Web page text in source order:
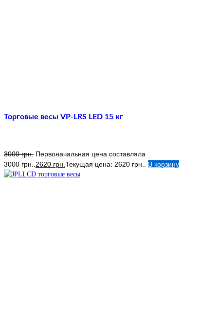
Торговые весы VP-LRS LED 15 кг
3000грн. Первоначальная цена составляла
3000 грн..2620 грн.Текущая цена: 2620 грн.. В корзину